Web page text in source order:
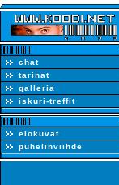
chat
tarinat
galleria
iskuri-treffit
elokuvat
puhelinviihde